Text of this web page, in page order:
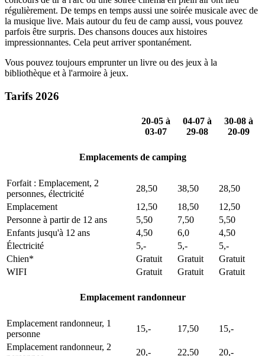
régulièrement. De temps en temps aussi une soirée musicale avec de
la musique live. Mais autour du feu de camp aussi, vous pouvez
parfois être surpris. Des chansons douces aux histoires
impressionnantes. Cela peut arriver spontanément.
Vous pouvez toujours emprunter un livre ou des jeux à la
bibliothèque et à l'armoire à jeux.
Tarifs 2026
20-05 à
03-07
04-07 à
29-08
30-08 à
20-09
Emplacements de camping
Forfait : Emplacement, 2
personnes, électricité
28,50 38,50
28,50
Emplacement
12,50 18,50
12,50
Personne à partir de 12 ans
5,50 7,50
5,50
Enfants jusqu'à 12 ans
4,50 6,0
4,50
Électricité
5,- 5,-
5,-
Chien*
Gratuit Gratuit
Gratuit
WIFI
Gratuit Gratuit Gratuit
Emplacement randonneur
Emplacement randonneur, 1
personne
15,- 17,50
15,-
Emplacement randonneur, 2
20,- 22,50
20,-